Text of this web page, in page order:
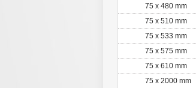
75 x 480 mm
75 x 510 mm
75 x 533 mm
75 x 575 mm
75 x 610 mm
75 x 2000 mm